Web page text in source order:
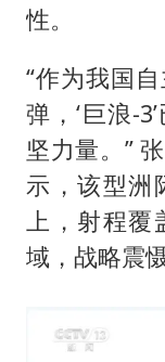
性。
“作为我国
弹，‘巨浪-
坚力量。”
示，该型洲
上，射程覆
域，战略震